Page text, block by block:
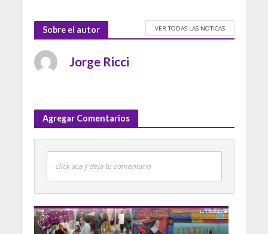
Sobre el autor VER TODAS LAS NOTICAS
Jorge Ricci
Agregar Comentarios
click aca y deja tu comentario